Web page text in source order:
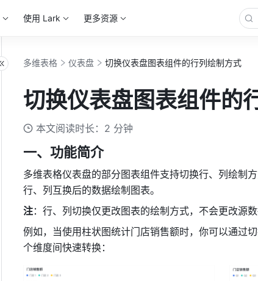
使用 Lark 更多资源
多维表格 仪表盘 切换仪表盘图表组件的行列绘制方式
切换仪表盘图表组件的
本文阅读时长：2 分钟
一、功能简介
多维表格仪表盘的部分图表组件支持切换行、列绘制
行、列互换后的数据绘制图表。
注：行、列切换仅更改图表的绘制方式，不会更改源数
例如，当使用柱状图统计门店销售额时，你可以通过
个维度间快速转换：